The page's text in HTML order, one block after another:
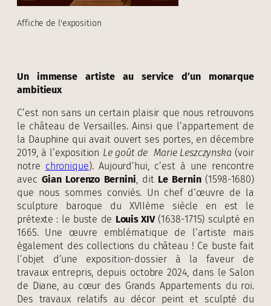
Affiche de l'exposition
Un immense artiste au service d’un monarque
ambitieux
C’est non sans un certain plaisir que nous retrouvons
le château de Versailles. Ainsi que l’appartement de
la Dauphine qui avait ouvert ses portes, en décembre
2019, à l’exposition Le goût deMarie Leszczynska (voir
notre chronique). Aujourd’hui, c’est à une rencontre
avec Gian Lorenzo Bernini, ditLe Bernin(1598-1680)
que nous sommes conviés. Un chef d’œuvre de la
sculpture baroque du XVIIème siècle en est le
prétexte : le buste de Louis XIV(1638-1715) sculpté en
1665. Une œuvre emblématique de l’artiste mais
également des collections du château ! Ce buste fait
l’objet d’une exposition-dossier à la faveur de
travaux entrepris, depuis octobre 2024, dans le Salon
de Diane, au cœur des Grands Appartements du roi.
Des travaux relatifs au décor peint et sculpté du